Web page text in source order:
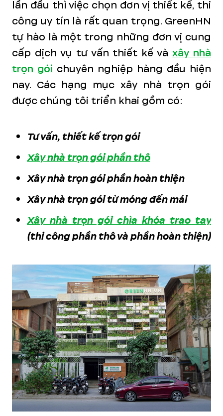
lần đầu thì việc chọn đơn vị thiết kế, thi
công uy tín là rất quan trọng. GreenHN
tự hào là một trong những đơn vị cung
cấp dịch vụ tư vấn thiết kế vàxây nhà
trọn gói chuyên nghiệp hàng đầu hiện
nay. Các hạng mục xây nhà trọn gói
được chúng tôi triển khai gồm có:
Tư vấn, thiết kế trọn gói
Xây nhà trọn gói phần thô
Xây nhà trọn gói phần hoàn thiện
Xây nhà trọn gói từ móng đến mái
Xây nhà trọn gói chìa khóa trao tay
(thi công phần thô và phần hoàn thiện)